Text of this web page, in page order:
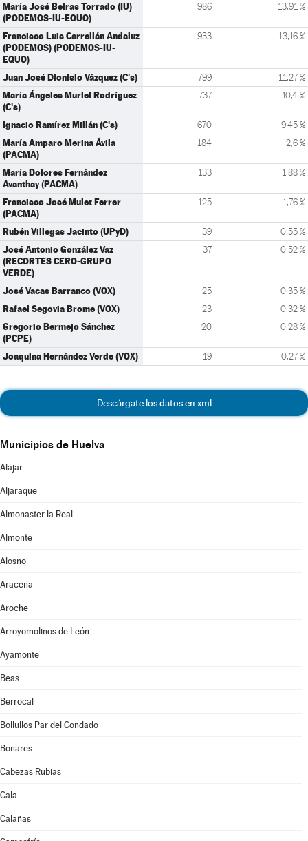
María José Beiras Torrado (IU)
(PODEMOS-IU-EQUO)
986 13,91 %
Francisco Luis Carrellán Andaluz
(PODEMOS) (PODEMOS-IU-
EQUO)
933 13,16 %
Juan José Dionisio Vázquez (C's) 799 11,27 %
María Ángeles Muriel Rodríguez
(C's)
737 10,4 %
Ignacio Ramírez Millán (C's) 670 9,45 %
María Amparo Merina Ávila
(PACMA)
184 2,6 %
María Dolores Fernández
Avanthay (PACMA)
133 1,88 %
Francisco José Mulet Ferrer
(PACMA)
125 1,76 %
Rubén Villegas Jacinto (UPyD) 39 0,55 %
José Antonio González Vaz
(RECORTES CERO-GRUPO
VERDE)
37 0,52 %
José Vacas Barranco (VOX) 25 0,35 %
Rafael Segovia Brome (VOX) 23 0,32 %
Gregorio Bermejo Sánchez
(PCPE)
20 0,28 %
Joaquina Hernández Verde (VOX) 19 0,27 %
Descárgate los datos en xml
Municipios de Huelva
Alájar
Aljaraque
Almonaster la Real
Almonte
Alosno
Aracena
Aroche
Arroyomolinos de León
Ayamonte
Beas
Berrocal
Bollullos Par del Condado
Bonares
Cabezas Rubias
Cala
Calañas